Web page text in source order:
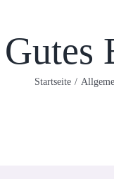
Gutes
Startseite /